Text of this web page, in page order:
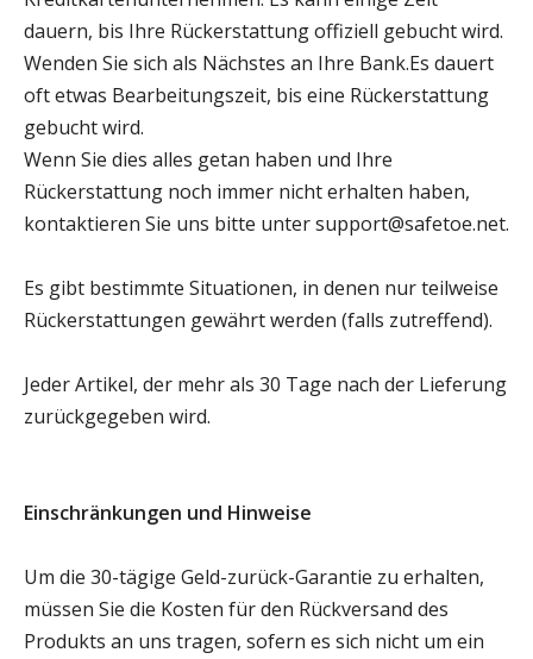
dauern, bis Ihre Rückerstattung offiziell gebucht wird.
Wenden Sie sich als Nächstes an Ihre Bank.Es dauert
oft etwas Bearbeitungszeit, bis eine Rückerstattung
gebucht wird.
Wenn Sie dies alles getan haben und Ihre
Rückerstattung noch immer nicht erhalten haben,
kontaktieren Sie uns bitte unter support@safetoe.net.
Es gibt bestimmte Situationen, in denen nur teilweise
Rückerstattungen gewährt werden (falls zutreffend).
Jeder Artikel, der mehr als 30 Tage nach der Lieferung
zurückgegeben wird.
Einschränkungen und Hinweise
Um die 30-tägige Geld-zurück-Garantie zu erhalten,
müssen Sie die Kosten für den Rückversand des
Produkts an uns tragen, sofern es sich nicht um ein